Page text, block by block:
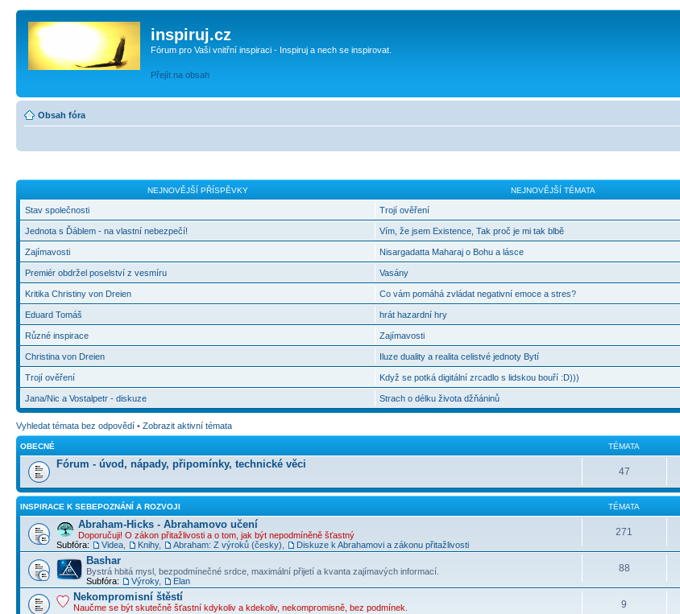
inspiruj.cz
Fórum pro Vaši vnitřní inspiraci - Inspiruj a nech se inspirovat.
Přejít na obsah
Obsah fóra
NEJNOVĚJŠÍ PŘÍSPĚVKY NEJNOVĚJŠÍ TÉMATA
Stav společnosti
Jednota s Ďáblem - na vlastní nebezpečí!
Zajímavosti
Premiér obdržel poselství z vesmíru
Kritika Christiny von Dreien
Eduard Tomáš
Různé inspirace
Christina von Dreien
Trojí ověření
Jana/Nic a Vostalpetr - diskuze
Trojí ověření
Vím, že jsem Existence, Tak proč je mi tak blbě
Nisargadatta Maharaj o Bohu a lásce
Vasány
Co vám pomáhá zvládat negativní emoce a stres?
hrát hazardní hry
Zajímavosti
Iluze duality a realita celistvé jednoty Bytí
Když se potká digitální zrcadlo s lidskou bouří :D)))
Strach o délku života džňáninů
Vyhledat témata bez odpovědí • Zobrazit aktivní témata
OBECNÉ TÉMATA
Fórum - úvod, nápady, připomínky, technické věci
47
INSPIRACE K SEBEPOZNÁNÍ A ROZVOJI TÉMATA
Abraham-Hicks - Abrahamovo učení
Doporučuji! O zákon přitažlivosti a o tom, jak být nepodmíněně šťastný
Subfóra:
Videa Knihy, Abraham: Z výroků (česky) Diskuze k Abrahamovi a zákonu přitažlivosti
271
Bashar
Bystrá hbitá mysl, bezpodmínečné srdce, maximální přijetí a kvanta zajímavých informací.
Subfóra:
Výroky, Elan
88
Nekompromisní štěstí
Naučme se být skutečně šťastní kdykoliv a kdekoliv, nekompromisně, bez podmínek. 9